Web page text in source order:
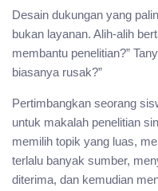
Desain dukungan yang
bukan layanan. Alih-alih
membantu penelitian?”
biasanya rusak?”
Pertimbangkan seorang
untuk makalah penelitian
memilih topik yang luas,
terlalu banyak sumber,
diterima, dan kemudian